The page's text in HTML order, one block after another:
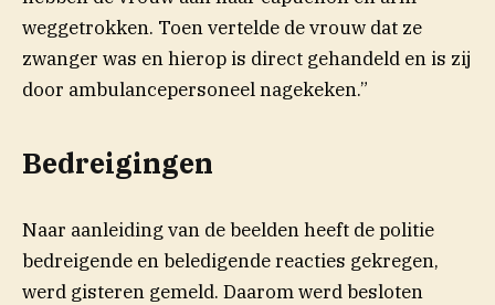
weggetrokken. Toen vertelde de vrouw dat ze
zwanger was en hierop is direct gehandeld en is zij
door ambulancepersoneel nagekeken.”
Bedreigingen
Naar aanleiding van de beelden heeft de politie
bedreigende en beledigende reacties gekregen,
werd gisteren gemeld. Daarom werd besloten